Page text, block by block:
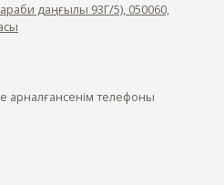
даңғылы 93Г/5), 050060,
арналғансенім телефоны